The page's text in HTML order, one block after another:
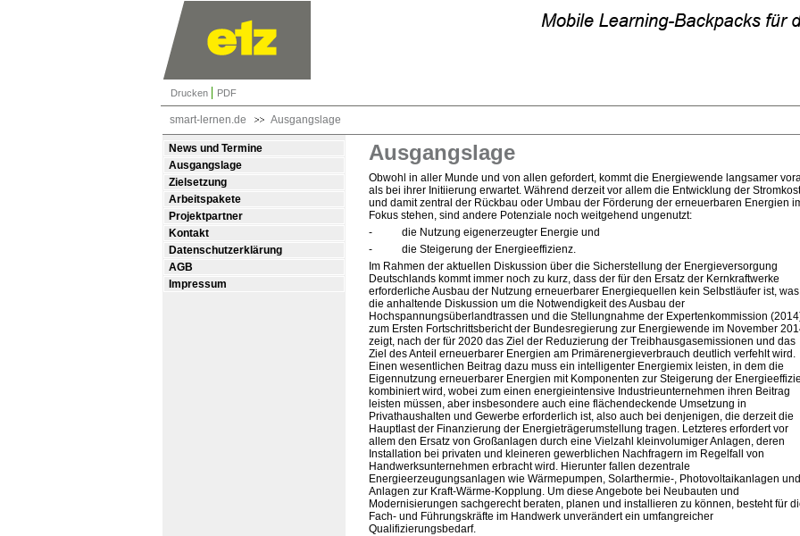
Drucken PDF
smart-lernen.de Ausgangslage
News und Termine
Ausgangslage
Zielsetzung
Arbeitspakete
Projektpartner
Kontakt
Datenschutzerklärung
AGB
Impressum
Ausgangslage
Obwohl in aller Munde und von allen gefordert, kommt die Energiewende langsamer
als bei ihrer Initiierung erwartet. Während derzeit vor allem die Entwicklung der
und damit zentral der Rückbau oder Umbau der Förderung der erneuerbaren Energien
Fokus stehen, sind andere Potenziale noch weitgehend ungenutzt:
- die Nutzung eigenerzeugter Energie und
- die Steigerung der Energieeffizienz.
Im Rahmen der aktuellen Diskussion über die Sicherstellung der Energieversorgung
Deutschlands kommt immer noch zu kurz, dass der für den Ersatz der Kernkraftwerke
erforderliche Ausbau der Nutzung erneuerbarer Energiequellen kein Selbstläufer ist, was
die anhaltende Diskussion um die Notwendigkeit des Ausbau der
Hochspannungsüberlandtrassen und die Stellungnahme der Expertenkommission
zum Ersten Fortschrittsbericht der Bundesregierung zur Energiewende im November
zeigt, nach der für 2020 das Ziel der Reduzierung der Treibhausgasemissionen und das
Ziel des Anteil erneuerbarer Energien am Primärenergieverbrauch deutlich verfehlt wird.
Einen wesentlichen Beitrag dazu muss ein intelligenter Energiemix leisten, in dem die
Eigennutzung erneuerbarer Energien mit Komponenten zur Steigerung der
kombiniert wird, wobei zum einen energieintensive Industrieunternehmen ihren Beitrag
leisten müssen, aber insbesondere auch eine flächendeckende Umsetzung in
Privathaushalten und Gewerbe erforderlich ist, also auch bei denjenigen, die derzeit die
Hauptlast der Finanzierung der Energieträgerumstellung tragen. Letzteres erfordert vor
allem den Ersatz von Großanlagen durch eine Vielzahl kleinvolumiger Anlagen, deren
Installation bei privaten und kleineren gewerblichen Nachfragern im Regelfall von
Handwerksunternehmen erbracht wird. Hierunter fallen dezentrale
Energieerzeugungsanlagen wie Wärmepumpen, Solarthermie-, Photovoltaikanlagen und
Anlagen zur Kraft-Wärme-Kopplung. Um diese Angebote bei Neubauten und
Modernisierungen sachgerecht beraten, planen und installieren zu können, besteht für
Fach- und Führungskräfte im Handwerk unverändert ein umfangreicher
Qualifizierungsbedarf.